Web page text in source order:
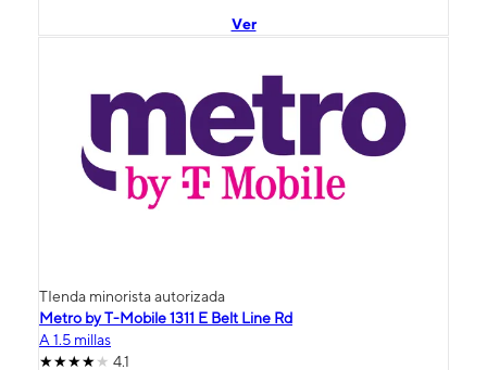
Ver
TIenda minorista autorizada
Metro by T-Mobile 1311 E Belt Line Rd
A 1.5 millas
4.1